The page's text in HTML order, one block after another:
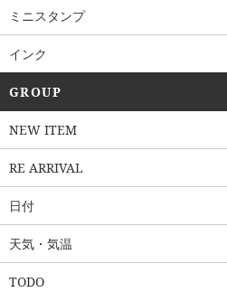
ミニスタンプ
インク
GROUP
NEW ITEM
RE ARRIVAL
日付
天気・気温
TODO